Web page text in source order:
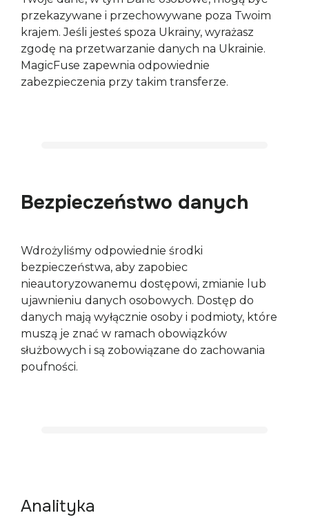
przekazywane i przechowywane poza Twoim
krajem. Jeśli jesteś spoza Ukrainy, wyrażasz
zgodę na przetwarzanie danych na Ukrainie.
MagicFuse zapewnia odpowiednie
zabezpieczenia przy takim transferze.
Bezpieczeństwo danych
Wdrożyliśmy odpowiednie środki
bezpieczeństwa, aby zapobiec
nieautoryzowanemu dostępowi, zmianie lub
ujawnieniu danych osobowych. Dostęp do
danych mają wyłącznie osoby i podmioty, które
muszą je znać w ramach obowiązków
służbowych i są zobowiązane do zachowania
poufności.
Analityka